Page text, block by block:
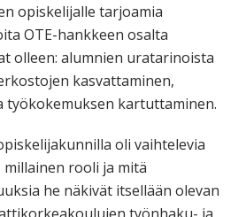
opiskelijalle tarjoamia
OTE-hankkeen osalta
olleen: alumnien uratarinoista
kasvattaminen,
työkokemuksen kartuttaminen.
oli vaihtelevia
rooli ja mitä
he näkivät itsellään olevan